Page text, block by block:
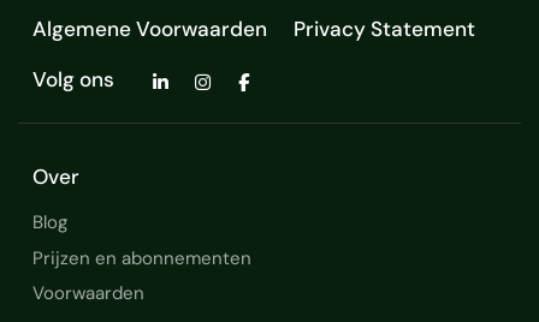
Algemene Voorwaarden
Privacy Statement
Volg ons
Over
Blog
Prijzen en abonnementen
Voorwaarden